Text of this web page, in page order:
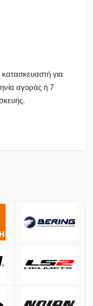
για
αγοράς ή 7
και